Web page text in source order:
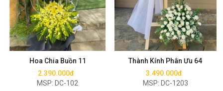
Hoa Chia Buồn 11
2.390.000đ
MSP: DC-102
Mua ngay
Thành Kính Phân Ưu 64
3.490.000đ
MSP: DC-1203
Mua ngay